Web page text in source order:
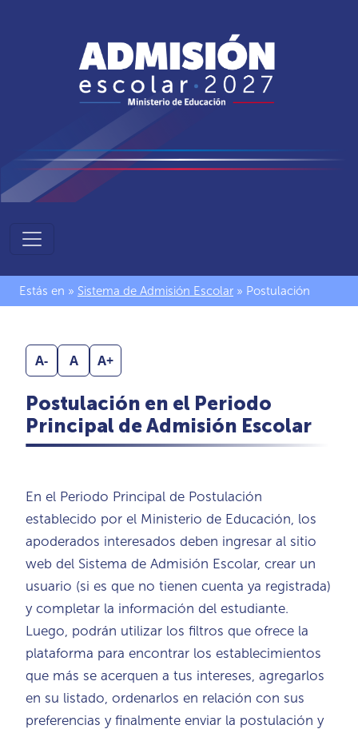
de
Admisión
Escolar
Estás en » Sistema de Admisión Escolar » Postulación
A- A A+
Postulación en el Periodo
Principal de Admisión Escolar
En el Periodo Principal de Postulación
establecido por el Ministerio de Educación, los
apoderados interesados deben ingresar al sitio
web del Sistema de Admisión Escolar, crear un
usuario (si es que no tienen cuenta ya registrada)
y completar la información del estudiante.
Luego, podrán utilizar los filtros que ofrece la
plataforma para encontrar los establecimientos
que más se acerquen a tus intereses, agregarlos
en su listado, ordenarlos en relación con sus
preferencias y finalmente enviar la postulación y